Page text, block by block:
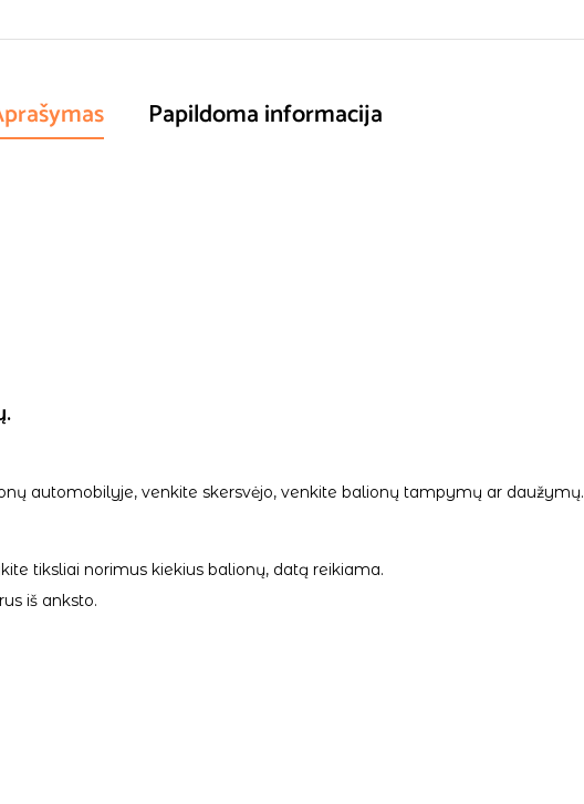
Papildoma informacija
automobilyje, venkite skersvėjo, venkite balionų tampymų ar daužymų.
tiksliai norimus kiekius balionų, datą reikiama.
iš anksto.